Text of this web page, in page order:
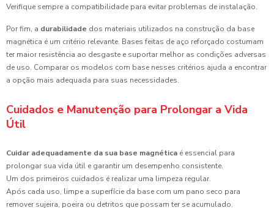
Verifique sempre a compatibilidade para evitar problemas de instalação.
Por fim, a durabilidade dos materiais utilizados na construção da base
magnética é um critério relevante. Bases feitas de aço reforçado costumam
ter maior resistência ao desgaste e suportar melhor as condições adversas
de uso. Comparar os modelos com base nesses critérios ajuda a encontrar
a opção mais adequada para suas necessidades.
Cuidados e Manutenção para Prolongar a Vida
Útil
Cuidar adequadamente da sua base magnética é essencial para
prolongar sua vida útil e garantir um desempenho consistente.
Um dos primeiros cuidados é realizar uma limpeza regular.
Após cada uso, limpe a superfície da base com um pano seco para
remover sujeira, poeira ou detritos que possam ter se acumulado.